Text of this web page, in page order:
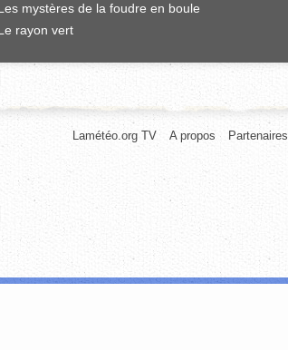
mystères de la foudre en boule
rayon vert
Partenaires
A propos
Lamétéo.org TV